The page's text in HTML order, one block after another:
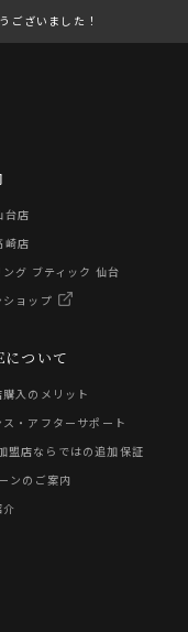
ございました！
ついて
入のメリット
ス・アフターサポート
盟店ならではの追加保証
ンのご案内
介
台店
崎店
グ ブティック 仙台
ョップ